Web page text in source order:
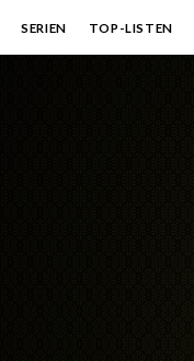
SERIEN TOP-LISTEN